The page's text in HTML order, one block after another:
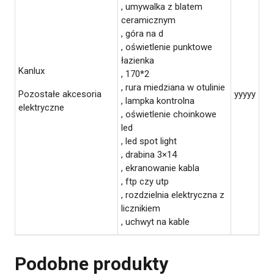
Kanlux
Pozostałe akcesoria
elektryczne
, umywalka z blatem
ceramicznym
, góra na d
, oświetlenie punktowe
łazienka
, 170*2
, rura miedziana w otulinie
, lampka kontrolna
, oświetlenie choinkowe
led
, led spot light
, drabina 3×14
, ekranowanie kabla
, ftp czy utp
, rozdzielnia elektryczna z
licznikiem
, uchwyt na kable
yyyyy
Podobne produkty